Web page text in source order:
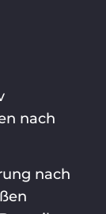
nach
nach